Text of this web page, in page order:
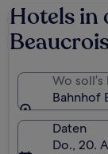
Hotels in
Wo
Bahnhof
Daten
Do., 20.